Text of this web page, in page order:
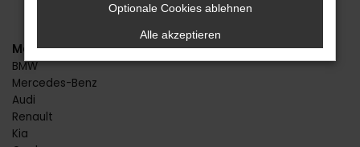
Marken
BMW
Mercedes-Benz
Audi
Renault
Kia
Optionale Cookies ablehnen
Alle akzeptieren